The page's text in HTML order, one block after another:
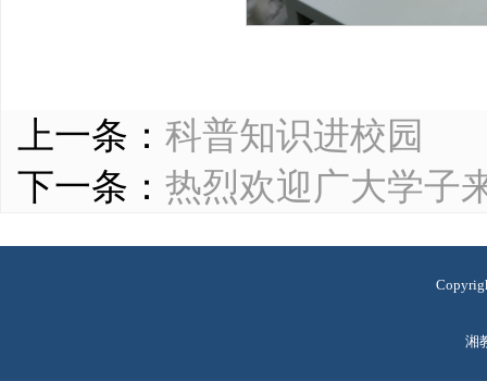
上一条： 科普知识进校园
下一条： 热烈欢迎广大学子
湘